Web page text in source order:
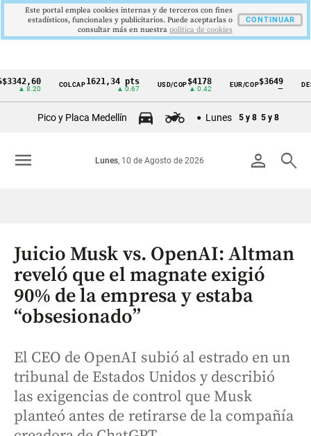
Cintillo
Colombia
COLCAP1621,34 pts USD/COP$4178
▲ 0.42
EUR/COP$3649
—
Pico y Placa Medellín Lunes 5 y 8 5 y 8
person search
Lunes, 10 de Agosto de 2026
menu
Juicio Musk vs. OpenAI: Altman
reveló que el magnate exigió
90% de la empresa y estaba
“obsesionado”
El CEO de OpenAI subió al estrado en un
tribunal de Estados Unidos y describió
las exigencias de control que Musk
planteó antes de retirarse de la compañía
Este portal emplea cookies internas y de terceros con fines
estadísticos, funcionales y publicitarios. Puede aceptarlas o
consultar más en nuestra politica de cookies
CONTINUAR